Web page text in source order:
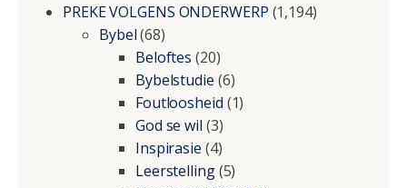
PREKE VOLGENS ONDERWERP (1,194)
Bybel(68)
Beloftes (20)
Bybelstudie (6)
Foutloosheid (1)
God se wil (3)
Inspirasie (4)
Leerstelling(5)